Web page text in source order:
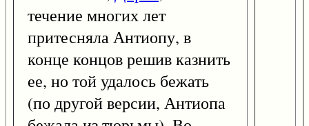
течение многих лет
притесняла Антиопу, в
конце концов решив казнить
ее, но той удалось бежать
(по другой версии, Антиопа